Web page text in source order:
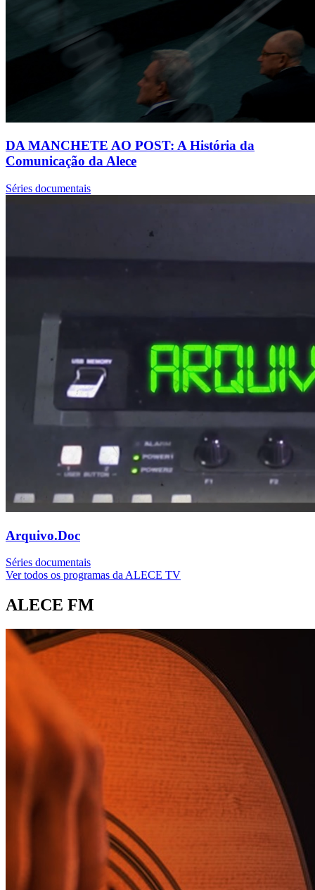
DA MANCHETE AO POST: A História da
Comunicação da Alece
Séries documentais
Arquivo.Doc
Séries documentais
Ver todos os programas da ALECE TV
ALECE FM